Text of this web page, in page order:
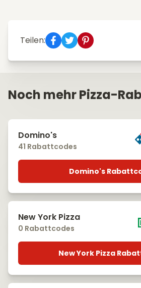
Teilen:
Noch mehr Pizza-
Domino's
41 Rabattcodes
Domino's
New York Pizza
0 Rabattcodes
New York Pizza